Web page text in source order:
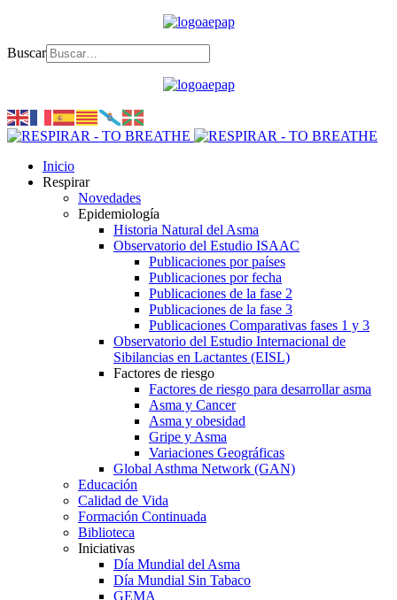
Buscar
Inicio
Respirar
Novedades
Epidemiología
Historia Natural del Asma
Observatorio del Estudio ISAAC
Publicaciones por países
Publicaciones por fecha
Publicaciones de la fase 2
Publicaciones de la fase 3
Publicaciones Comparativas fases 1 y 3
Observatorio del Estudio Internacional de
Sibilancias en Lactantes (EISL)
Factores de riesgo
Factores de riesgo para desarrollar asma
Asma y Cancer
Asma y obesidad
Gripe y Asma
Variaciones Geográficas
Global Asthma Network (GAN)
Educación
Calidad de Vida
Formación Continuada
Biblioteca
Iniciativas
Día Mundial del Asma
Día Mundial Sin Tabaco
GEMA